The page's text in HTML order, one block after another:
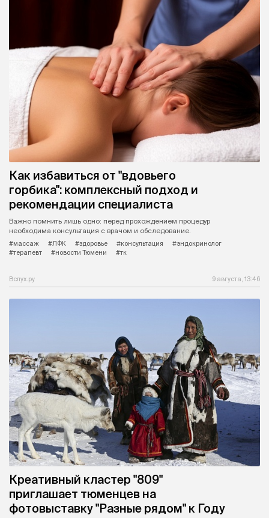
Как избавиться от "вдовьего
горбика": комплексный подход и
рекомендации специалиста
Важно помнить лишь одно: перед прохождением процедур
необходима консультация с врачом и обследование.
#массаж
#ЛФК #здоровье #консультация
#эндокринолог
#терапевт
#новости Тюмени #тк
Вслух.ру 9 августа, 13:46
Креативный кластер "809"
приглашает тюменцев на
фотовыставку "Разные рядом" к Году